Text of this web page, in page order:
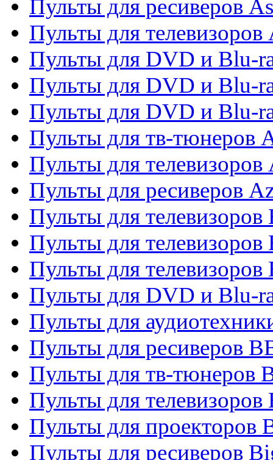
Пульты для ресиверов
Пульты для телевизоров
Пульты для DVD и Blu-
Пульты для DVD и Blu-
Пульты для DVD и Blu-
Пульты для тв-тюнеров
Пульты для телевизоров
Пульты для ресиверов
Пульты для
Пульты для
Пульты для
Пульты для DVD и Blu-
Пульты для
Пульты для ресиверов
Пульты для тв-тюнеров
Пульты для телевизоров
Пульты для проекторов
Пульты для ресиверов